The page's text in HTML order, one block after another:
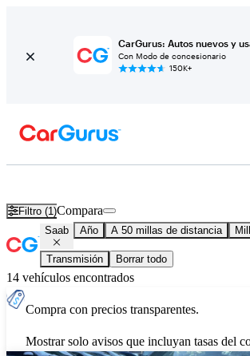
CarGurus: Autos nuevos y
Con Modo de concesionario
150K+
Filtro (1)Compara
Saab Año A 50 millas de distancia
Transmisión Borrar todo
14 vehículos encontrados
Compra con precios transparentes.
Mostrar solo avisos que incluyan tasas del